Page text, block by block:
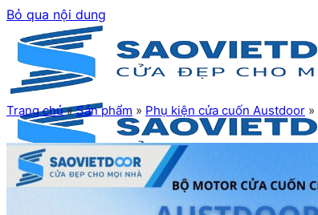
Bỏ qua nội dung
Trang chủ»Sản phẩm » Phụ kiện cửa cuốn Austdoor »